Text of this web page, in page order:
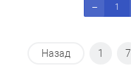
Назад 1 7